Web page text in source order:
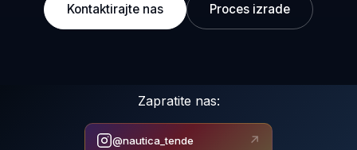
Kontaktirajte nas Proces izrade
Zapratite nas:
@nautica_tende ↗